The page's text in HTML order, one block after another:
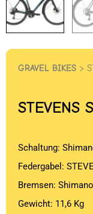
GRAVEL BIKES >
STEVENS
Schaltung:
Federgabel:
Bremsen:
Gewicht: 11,6 Kg